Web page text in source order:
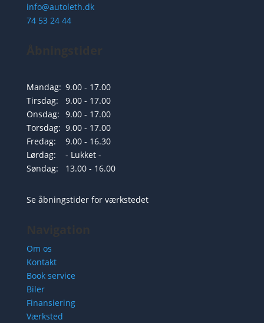
info@autoleth.dk
74 53 24 44
Mandag: 9.00 - 17.00
Tirsdag:
9.00 - 17.00
Onsdag: 9.00 - 17.00
Torsdag: 9.00 - 17.00
Fredag:
9.00 - 16.30
Lørdag:
- Lukket -
Søndag:
13.00 - 16.00
Se åbningstider for værkstedet
Om os
Kontakt
Book service
Biler
Finansiering
Værksted